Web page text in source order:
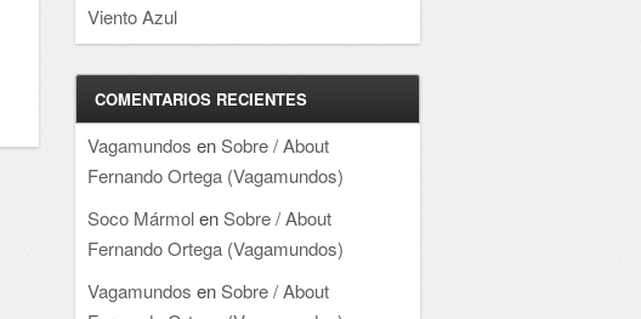
Viento Azul
COMENTARIOS RECIENTES
Vagamundos enSobre / About
Fernando Ortega (Vagamundos)
Soco MármolenSobre / About
Fernando Ortega (Vagamundos)
Vagamundos enSobre / About